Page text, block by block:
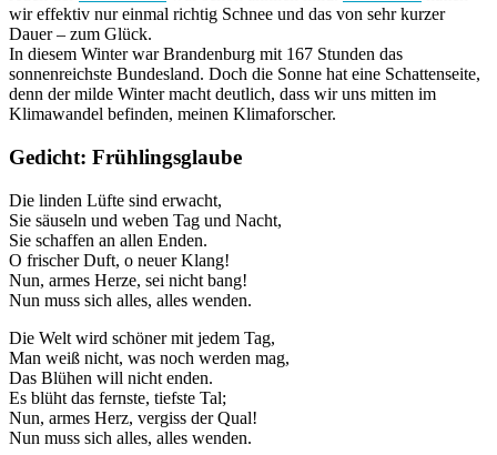
wir effektiv nur einmal richtig Schnee und das von sehr kurzer
Dauer – zum Glück.
In diesem Winter war Brandenburg mit 167 Stunden das
sonnenreichste Bundesland. Doch die Sonne hat eine Schattenseite,
denn der milde Winter macht deutlich, dass wir uns mitten im
Klimawandel befinden, meinen Klimaforscher.
Gedicht: Frühlingsglaube
Die linden Lüfte sind erwacht,
Sie säuseln und weben Tag und Nacht,
Sie schaffen an allen Enden.
O frischer Duft, o neuer Klang!
Nun, armes Herze, sei nicht bang!
Nun muss sich alles, alles wenden.
Die Welt wird schöner mit jedem Tag,
Man weiß nicht, was noch werden mag,
Das Blühen will nicht enden.
Es blüht das fernste, tiefste Tal;
Nun, armes Herz, vergiss der Qual!
Nun muss sich alles, alles wenden.